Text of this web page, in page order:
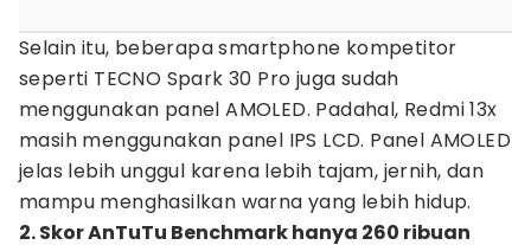
‎Selain itu, beberapa smartphone kompetitor
seperti TECNO Spark 30 Pro juga sudah
menggunakan panel AMOLED. Padahal, Redmi 13x
masih menggunakan panel IPS LCD. Panel AMOLED
jelas lebih unggul karena lebih tajam, jernih, dan
mampu menghasilkan warna yang lebih hidup.
‎2. Skor AnTuTu Benchmark hanya 260 ribuan